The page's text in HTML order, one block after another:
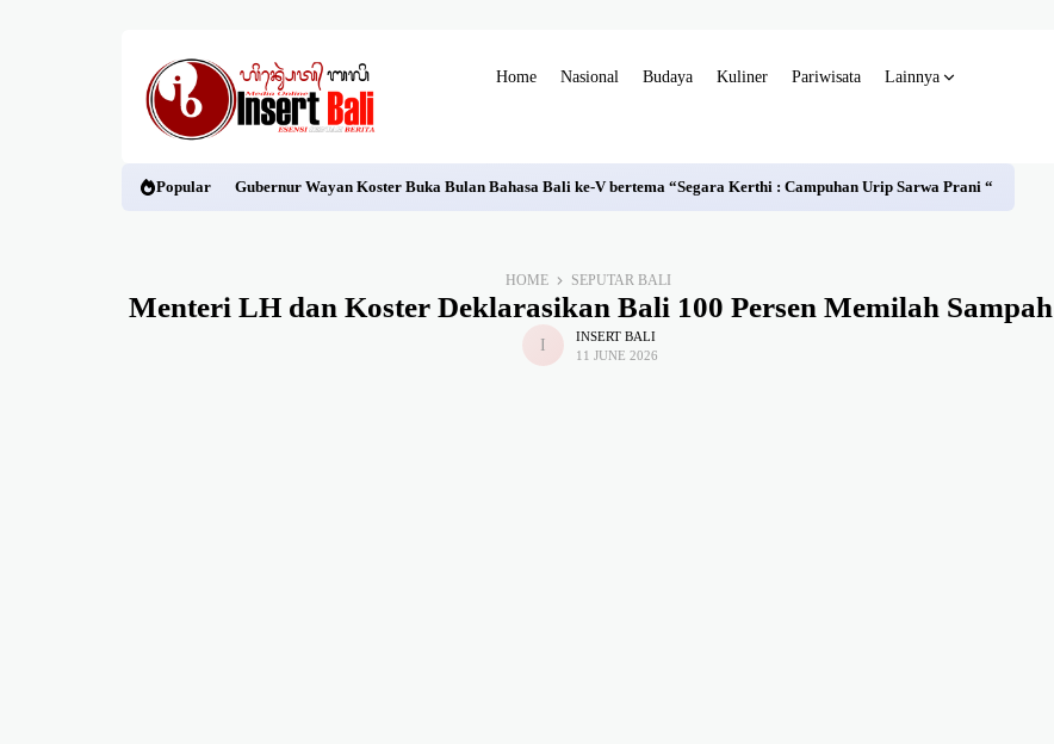
Home Nasional Budaya Kuliner Pariwisata Lainnya
Popular Gubernur Wayan Koster Buka Bulan Bahasa Bali ke-V bertema “Segara Kerthi : Campuhan Urip Sarwa Prani “
HOME SEPUTAR BALI
Menteri LH dan Koster Deklarasikan Bali 100 Persen Memilah Sampah
INSERT BALI
11 JUNE 2026